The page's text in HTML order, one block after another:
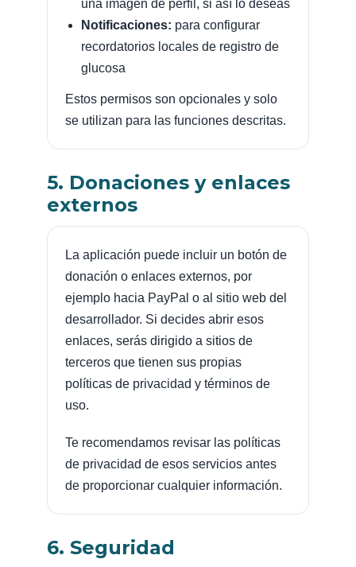
una imagen de perfil, si así lo deseas
Notificaciones: para configurar
recordatorios locales de registro de
glucosa
Estos permisos son opcionales y solo
se utilizan para las funciones descritas.
5. Donaciones y enlaces
externos
La aplicación puede incluir un botón de
donación o enlaces externos, por
ejemplo hacia PayPal o al sitio web del
desarrollador. Si decides abrir esos
enlaces, serás dirigido a sitios de
terceros que tienen sus propias
políticas de privacidad y términos de
uso.
Te recomendamos revisar las políticas
de privacidad de esos servicios antes
de proporcionar cualquier información.
6. Seguridad